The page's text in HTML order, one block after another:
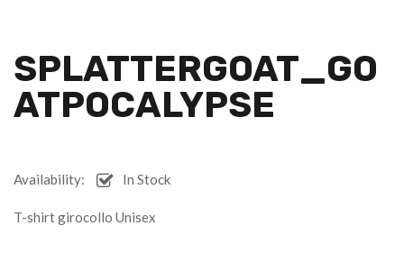
SPLATTERGOAT_GO
ATPOCALYPSE
Availability: In Stock
T-shirt girocollo Unisex